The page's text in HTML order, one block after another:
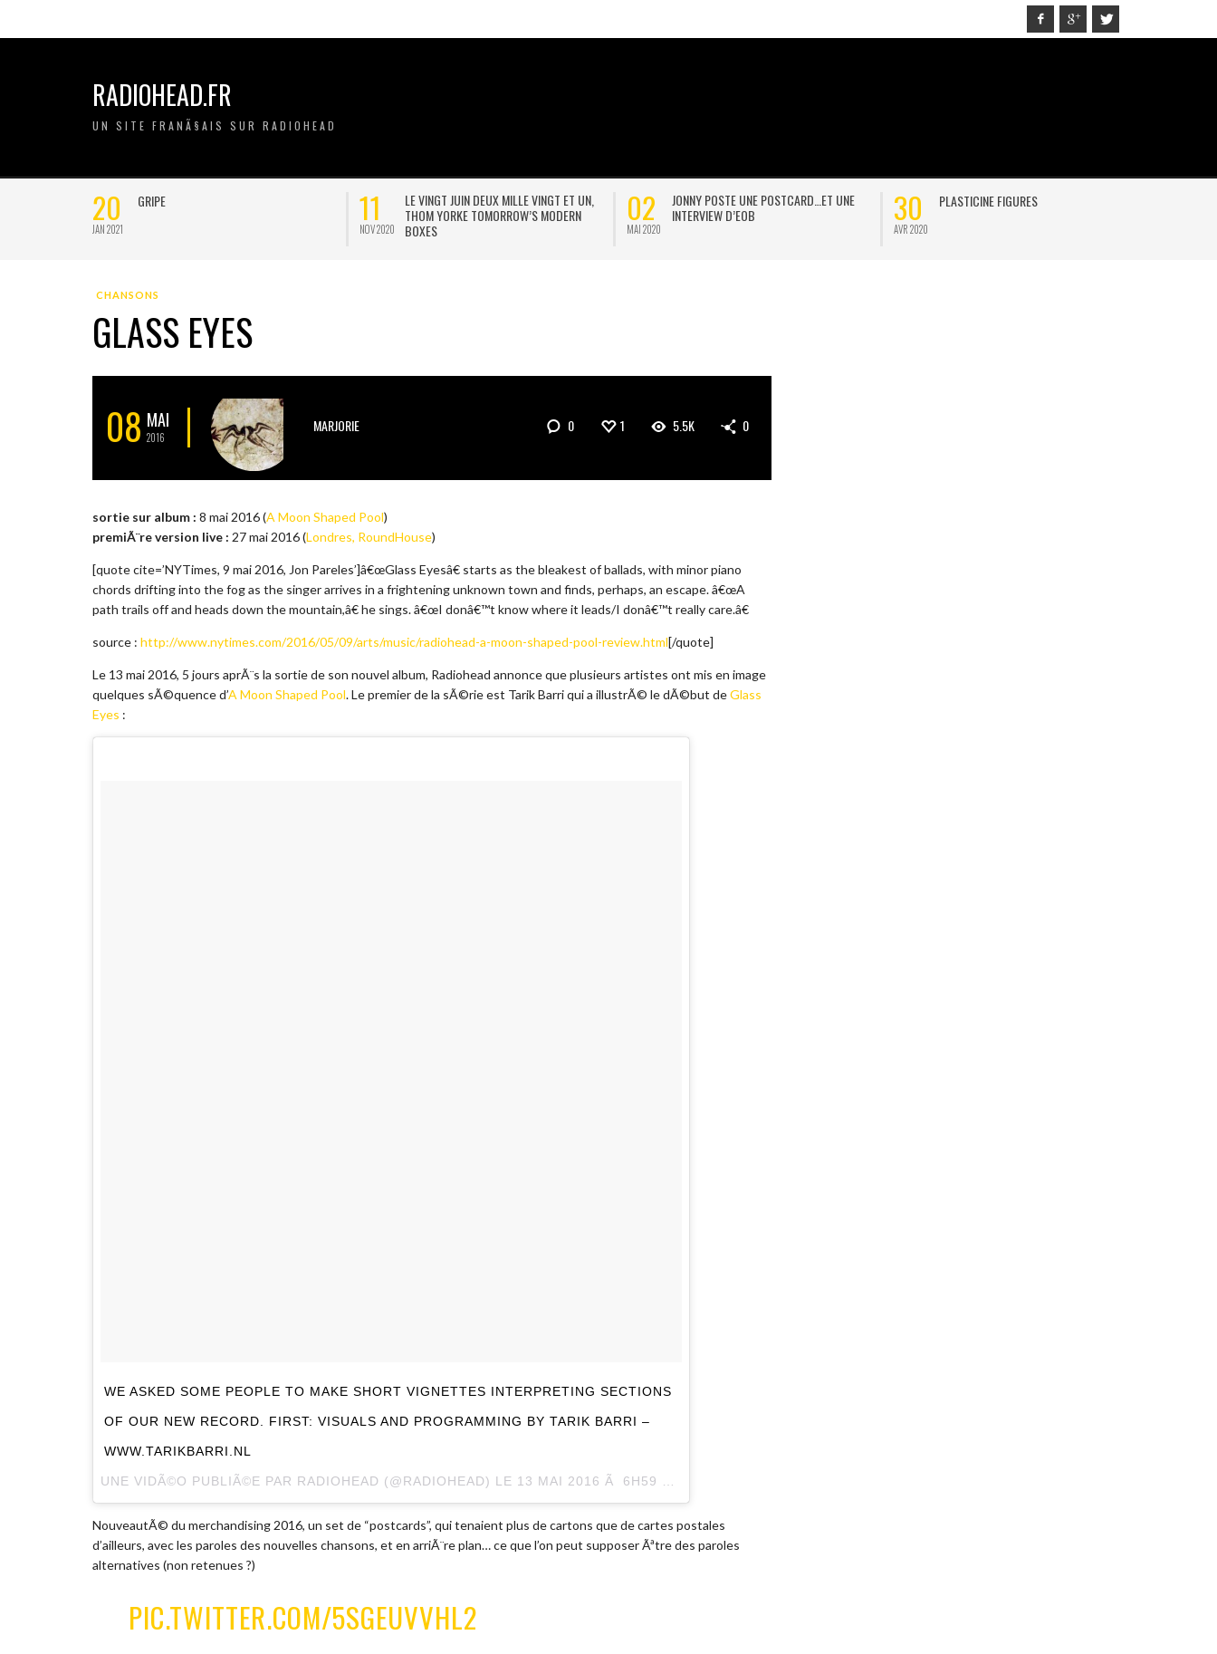
RADIOHEAD.FR
UN SITE FRANÃ§AIS SUR RADIOHEAD
20
JAN 2021
GRIPE 11
NOV 2020
LE VINGT JUIN DEUX MILLE VINGT ET UN,
THOM YORKE TOMORROW’S MODERN
BOXES
02
MAI 2020
JONNY POSTE UNE POSTCARD…ET UNE
INTERVIEW D’EOB
30
AVR 2020
PLASTICINE FIGURES
CHANSONS
GLASS EYES
08 MAI
2016
MARJORIE 0 1 5.5K 0
sortie sur album : 8 mai 2016 (A Moon Shaped Pool)
premiÃ¨re version live : 27 mai 2016 (Londres, RoundHouse)
[quote cite=’NYTimes, 9 mai 2016, Jon Pareles’]â€œGlass Eyesâ€ starts as the bleakest of ballads, with minor piano
chords drifting into the fog as the singer arrives in a frightening unknown town and finds, perhaps, an escape. â€œA
path trails off and heads down the mountain,â€ he sings. â€œI donâ€™t know where it leads/I donâ€™t really care.â€
source : http://www.nytimes.com/2016/05/09/arts/music/radiohead-a-moon-shaped-pool-review.html[/quote]
Le 13 mai 2016, 5 jours aprÃ¨s la sortie de son nouvel album, Radiohead annonce que plusieurs artistes ont mis en image
quelques sÃ©quence d’A Moon Shaped Pool. Le premier de la sÃ©rie est Tarik Barri qui a illustrÃ© le dÃ©but deGlass
Eyes :
WE ASKED SOME PEOPLE TO MAKE SHORT VIGNETTES INTERPRETING SECTIONS
OF OUR NEW RECORD. FIRST: VISUALS AND PROGRAMMING BY TARIK BARRI –
WWW.TARIKBARRI.NL
UNE VIDÃ©O PUBLIÃ©E PAR RADIOHEAD (@RADIOHEAD) LE 13 MAI 2016 Ã 6H59 PDT
NouveautÃ© du merchandising 2016, un set de “postcards”, qui tenaient plus de cartons que de cartes postales
d’ailleurs, avec les paroles des nouvelles chansons, et en arriÃ¨re plan… ce que l’on peut supposer Ãªtre des paroles
alternatives (non retenues ?)
PIC.TWITTER.COM/5SGEUVVHL2